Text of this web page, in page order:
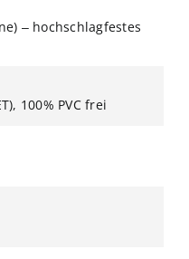
– hochschlagfestes
100% PVC frei